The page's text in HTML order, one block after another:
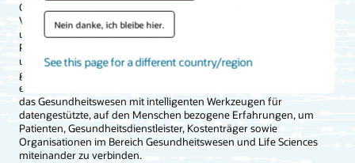
Nein danke, ich bleibe hier.
See this page for a different country/region
Oracle Health bietet Gesundheitseinrichtungen Möglichkeiten der
Vernetzung, die sie benötigen, um den Bedürfnissen von Patienten
und klinischem Fachpersonal gerecht zu werden und die
Patientenversorgung zu verbessern. Durch vernetzte Technologien
und einheitliche Daten im Gesundheitssystem werden Innovationen
gefördert, um bessere Resultate in der Gesundheitsversorgung zu
erzielen. Deshalb entwickelt Oracle Health eine offene Plattform für
das Gesundheitswesen mit intelligenten Werkzeugen für
datengestützte, auf den Menschen bezogene Erfahrungen, um
Patienten, Gesundheitsdienstleister, Kostenträger sowie
Organisationen im Bereich Gesundheitswesen und Life Sciences
miteinander zu verbinden.